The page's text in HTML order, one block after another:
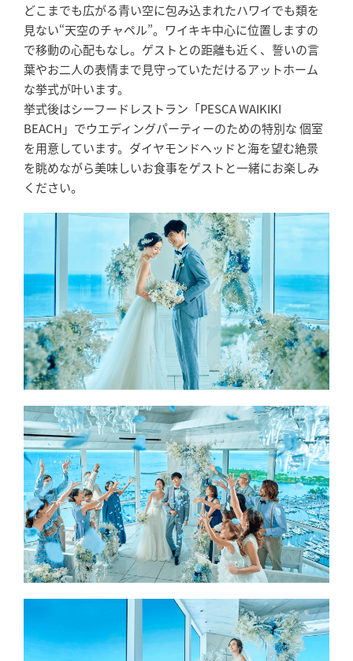
どこまでも広がる青い空に包み込まれたハワイでも類を
見ない“天空のチャペル”。ワイキキ中心に位置しますの
で移動の心配もなし。ゲストとの距離も近く、誓いの言
葉やお二人の表情まで見守っていただけるアットホーム
な挙式が叶います。
挙式後はシーフードレストラン「PESCA WAIKIKI
BEACH」でウエディングパーティーのための特別な 個室
を用意しています。ダイヤモンドヘッドと海を望む絶景
を眺めながら美味しいお食事をゲストと一緒にお楽しみ
ください。